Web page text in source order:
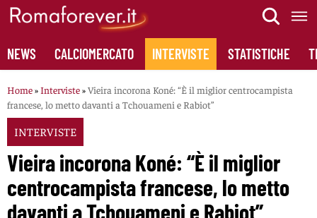
Skip
content
NEWS CALCIOMERCATO INTERVISTE STATISTICHE
Home»Interviste»Vieira incorona Koné: “È il miglior centrocampista
francese, lo metto davanti a Tchouameni e Rabiot”
INTERVISTE
Vieira incorona Koné: “È il miglior
centrocampista francese, lo metto
davanti a Tchouameni e Rabiot”